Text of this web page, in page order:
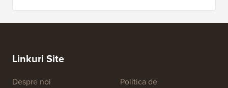
Linkuri Site
Despre noi
Politica de